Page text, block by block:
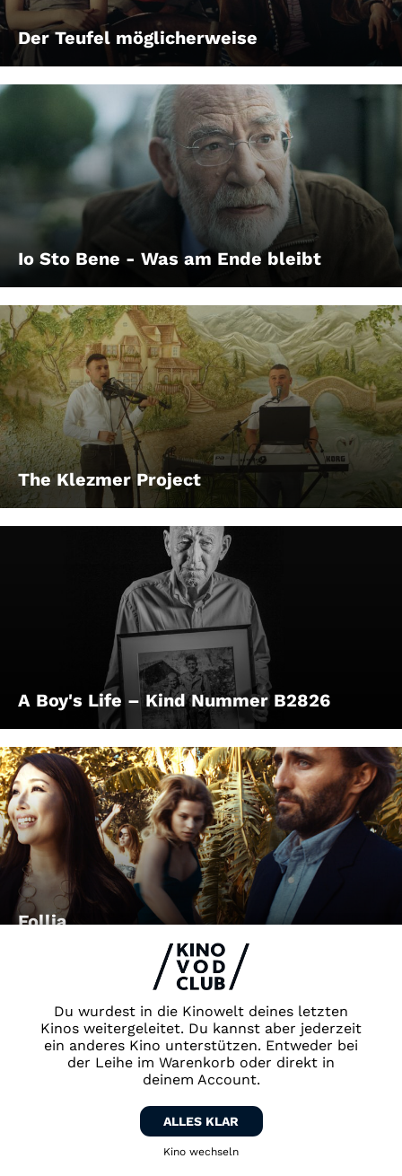
Du wurdest in die Kinowelt deines letzten
Kinos weitergeleitet. Du kannst aber jederzeit
ein anderes Kino unterstützen. Entweder bei
der Leihe im Warenkorb oder direkt in
deinem Account.
ALLES KLAR
Kino wechseln
Der Teufel möglicherweise
Io Sto Bene - Was am Ende bleibt
The Klezmer Project
A Boy's Life – Kind Nummer B2826
Follia